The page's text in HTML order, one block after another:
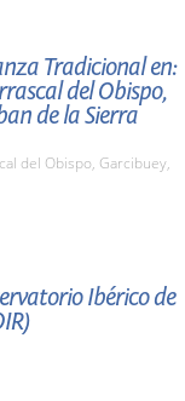
Tradicional en:
del Obispo,
de la Sierra
del Obispo, Garcibuey,
Ibérico de